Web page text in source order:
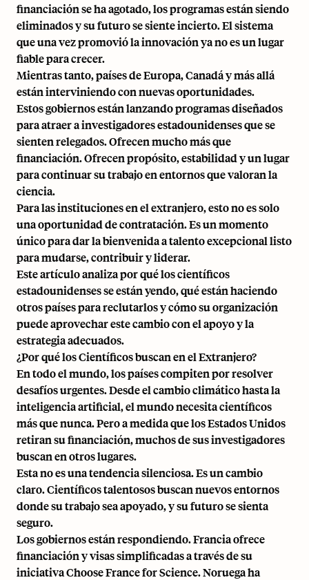
financiación se ha agotado, los programas están siendo
eliminados y su futuro se siente incierto. El sistema
que una vez promovió la innovación ya no es un lugar
fiable para crecer.
Mientras tanto, países de Europa, Canadá y más allá
están interviniendo con nuevas oportunidades.
Estos gobiernos están lanzando programas diseñados
para atraer a investigadores estadounidenses que se
sienten relegados. Ofrecen mucho más que
financiación. Ofrecen propósito, estabilidad y un lugar
para continuar su trabajo en entornos que valoran la
ciencia.
Para las instituciones en el extranjero, esto no es solo
una oportunidad de contratación. Es un momento
único para dar la bienvenida a talento excepcional listo
para mudarse, contribuir y liderar.
Este artículo analiza por qué los científicos
estadounidenses se están yendo, qué están haciendo
otros países para reclutarlos y cómo su organización
puede aprovechar este cambio con el apoyo y la
estrategia adecuados.
¿Por qué los Científicos buscan en el Extranjero?
En todo el mundo, los países compiten por resolver
desafíos urgentes. Desde el cambio climático hasta la
inteligencia artificial, el mundo necesita científicos
más que nunca. Pero a medida que losEstados Unidos
retiran su financiación, muchos de sus investigadores
buscan en otros lugares.
Esta no es una tendencia silenciosa. Es un cambio
claro. Científicos talentosos buscan nuevos entornos
donde su trabajo sea apoyado, y su futuro se sienta
seguro.
Los gobiernos están respondiendo. Francia ofrece
financiación y visas simplificadas a través de su
iniciativa Choose France for Science. Noruega ha